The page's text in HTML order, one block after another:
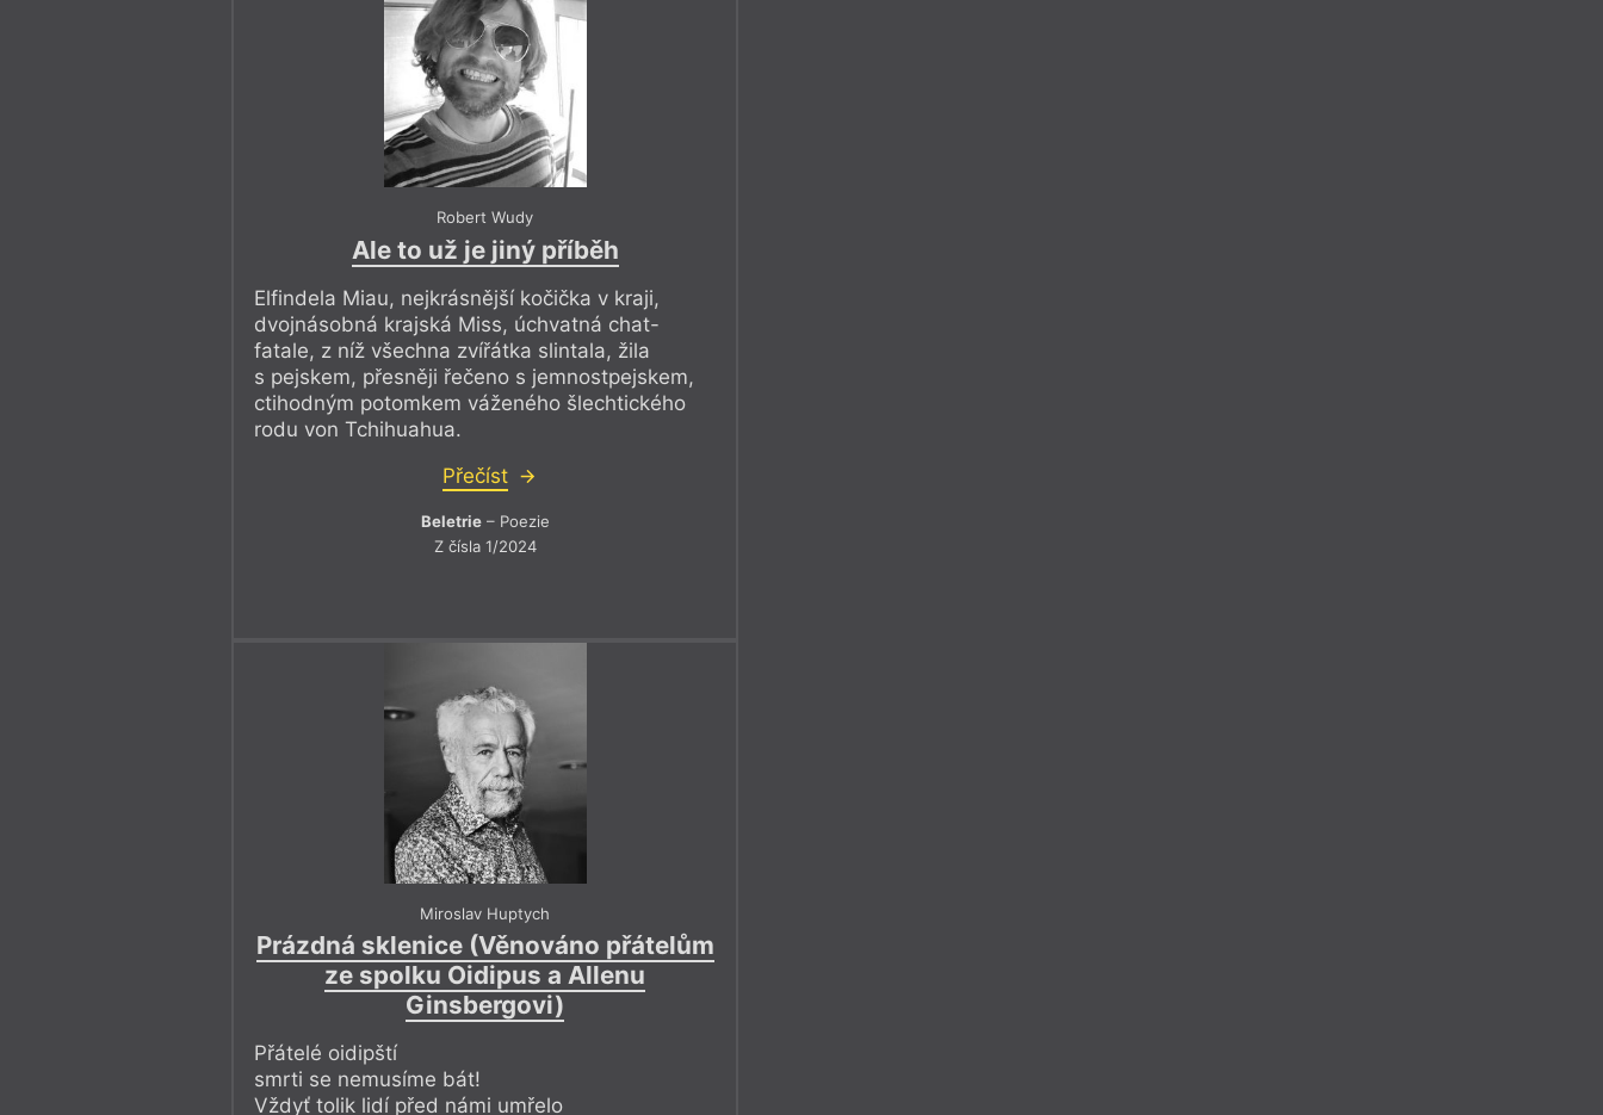
Robert Wudy
Ale to už je jiný příběh
Elfindela Miau, nejkrásnější kočička v kraji,
dvojnásobná krajská Miss, úchvatná chat-
fatale, z níž všechna zvířátka slintala, žila
s pejskem, přesněji řečeno s jemnostpejskem,
ctihodným potomkem váženého šlechtického
rodu von Tchihuahua.
Přečíst
Beletrie– Poezie
Z čísla 1/2024
Miroslav Huptych
Prázdná sklenice (Věnováno přátelům
ze spolku Oidipus a Allenu
Ginsbergovi)
Přátelé oidipští
smrti se nemusíme bát!
Vždyť tolik lidí před námi umřelo